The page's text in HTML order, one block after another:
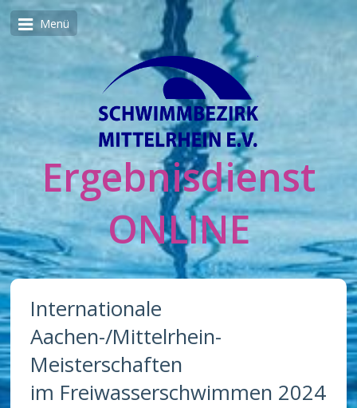
Menü
Ergebnisdienst
ONLINE
Internationale
Aachen-/Mittelrhein-
Meisterschaften
im Freiwasserschwimmen 2024